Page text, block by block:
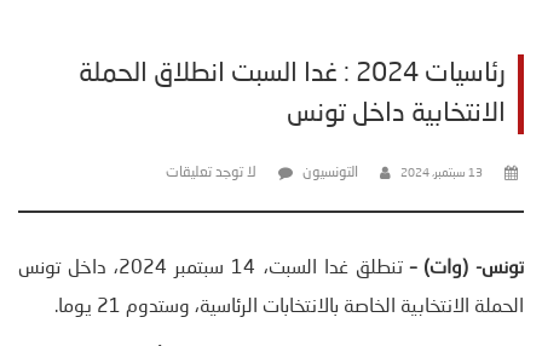
رئاسيات 2024 : غدا السبت انطلاق الحملة
الانتخابية داخل تونس
13 سبتمبر، 2024 التونسيون لا توجد تعليقات
تونس- (وات) –
تنطلق غدا السبت، 14 سبتمبر 2024، داخل تونس
الحملة الانتخابية الخاصة بالانتخابات الرئاسية، وستدوم 21 يوما.